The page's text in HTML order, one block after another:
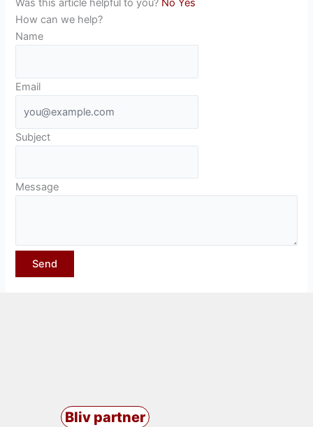
Was this article helpful to you? NoYes
How can we help?
Name
Email
Subject
Message
Bliv partner